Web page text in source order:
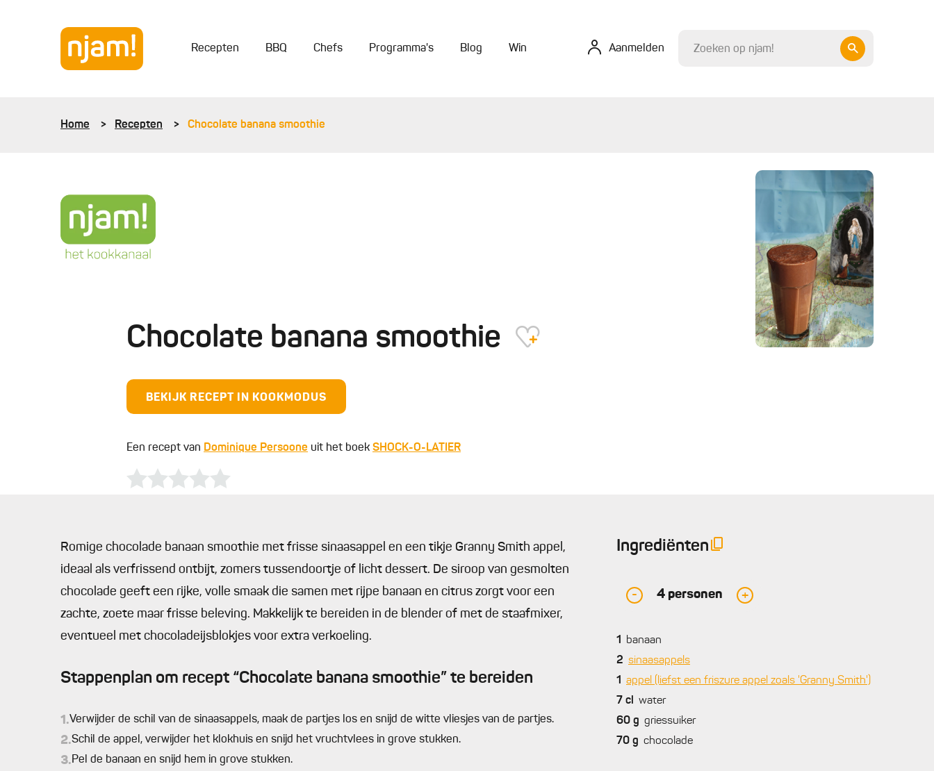
Recepten BBQ Chefs Programma's Blog Win Aanmelden
Home Recepten Chocolate banana smoothie
Chocolate banana smoothie
BEKIJK RECEPT IN KOOKMODUS
Een recept van Dominique Persoone uit het boek SHOCK-O-LATIER
Ingrediënten
- 4 personen +
1
banaan
2 sinaasappels
1
appel (liefst een friszure appel zoals 'Granny Smith')
7 cl
water
60 g griessuiker
70 g chocolade
Romige chocolade banaan smoothie met frisse sinaasappel en een tikje Granny Smith appel,
ideaal als verfrissend ontbijt, zomers tussendoortje of licht dessert. De siroop van gesmolten
chocolade geeft een rijke, volle smaak die samen met rijpe banaan en citrus zorgt voor een
zachte, zoete maar frisse beleving. Makkelijk te bereiden in de blender of met de staafmixer,
eventueel met chocoladeijsblokjes voor extra verkoeling.
Stappenplan om recept “Chocolate banana smoothie” te bereiden
1.Verwijder de schil van de sinaasappels, maak de partjes los en snijd de witte vliesjes van de partjes.
2.Schil de appel, verwijder het klokhuis en snijd het vruchtvlees in grove stukken.
3.Pel de banaan en snijd hem in grove stukken.